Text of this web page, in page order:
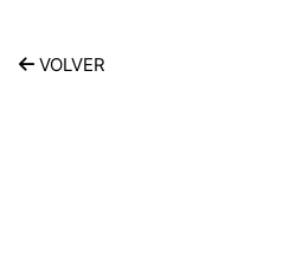
VOLVER